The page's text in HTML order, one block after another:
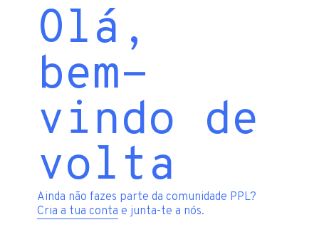
Olá,
bem-
vindo de
volta
Ainda não fazes parte da comunidade PPL?
Cria a tua conta e junta-te a nós.